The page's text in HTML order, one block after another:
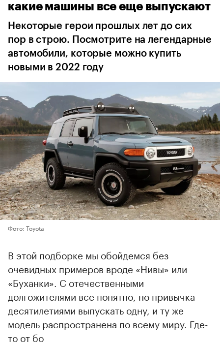
какие машины все еще выпускают
Некоторые герои прошлых лет до сих
пор в строю. Посмотрите на легендарные
автомобили, которые можно купить
новыми в 2022 году
Фото: Toyota
В этой подборке мы обойдемся без
очевидных примеров вроде «Нивы» или
«Буханки». С отечественными
долгожителями все понятно, но привычка
десятилетиями выпускать одну, и ту же
модель распространена по всему миру. Где-
то от бо